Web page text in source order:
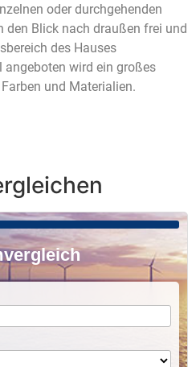
oder durchgehenden
den Blick nach draußen frei und
des Hauses
angeboten wird ein großes
und Materialien.